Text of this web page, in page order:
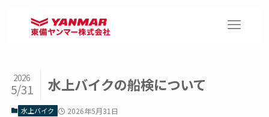
水上バイクの船検について
2026
5/31
水上バイク 2026年5月31日